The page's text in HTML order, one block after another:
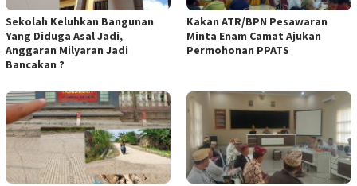
Sekolah Keluhkan Bangunan
Yang Diduga Asal Jadi,
Anggaran Milyaran Jadi
Bancakan ?
Kakan ATR/BPN Pesawaran
Minta Enam Camat Ajukan
Permohonan PPATS